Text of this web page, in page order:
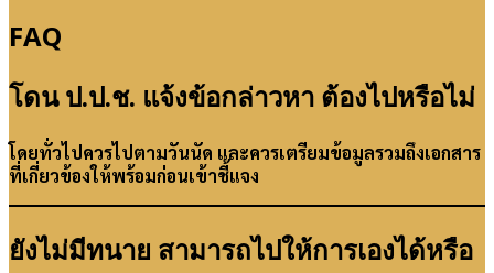
FAQ
โดน ป.ป.ช. แจ้งข้อกล่าวหา ต้องไปหรือไม่
โดยทั่วไปควรไปตามวันนัด และควรเตรียมข้อมูลรวมถึงเอกสาร
ที่เกี่ยวข้องให้พร้อมก่อนเข้าชี้แจง
ยังไม่มีทนาย สามารถไปให้การเองได้หรือ